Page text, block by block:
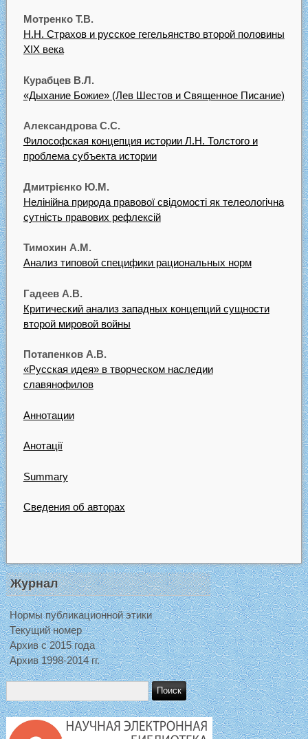
Мотренко Т.В.
Н.Н. Страхов и русское гегельянство второй половины
XIX века
Курабцев В.Л.
«Дыхание Божие» (Лев Шестов и Священное Писание)
Александрова С.С.
Философская концепция истории Л.Н. Толстого и
проблема субъекта истории
Дмитрієнко Ю.М.
Нелінійна природа правової свідомості як телеологічна
сутність правових рефлексій
Тимохин A.M.
Анализ типовой специфики рациональных норм
Гадеев А.В.
Критический анализ западных концепций сущности
второй мировой войны
Потапенков А.В.
«Русская идея» в творческом наследии
славянофилов
Аннотации
Анотації
Summary
Сведения об авторах
Журнал
Нормы публикационной этики
Текущий номер
Архив с 2015 года
Архив 1998-2014 гг.